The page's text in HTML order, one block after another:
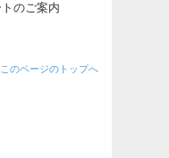
のご案内
このページのトップへ